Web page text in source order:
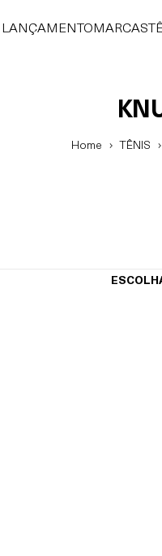
LANÇAMENTO MARCAS
Home TÊNIS